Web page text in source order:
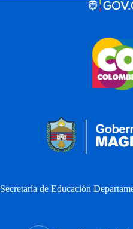
Secretaría de Educación